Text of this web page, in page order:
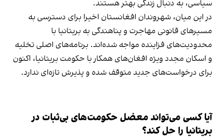
سیاسی، به دنبال زندگی بهتر هستند.
در این میان، شهروندان افغانستان اخیرا برای دسترسی به
مسیرهای قانونی مهاجرت و پناهندگی به بریتانیا با
محدودیت‌های فزاینده مواجه شده‌اند. برنامه‌های اصلی تخلیه
و اسکان مجدد ویژه افغان‌های همکار با حکومت بریتانیا، اکنون
برای درخواست‌های جدید متوقف شده و پذیرش تازه‌ای ندارد.
آیا کسی می‌تواند معضل حکومت‌های بی‌ثبات در
بریتانیا را حل کند؟